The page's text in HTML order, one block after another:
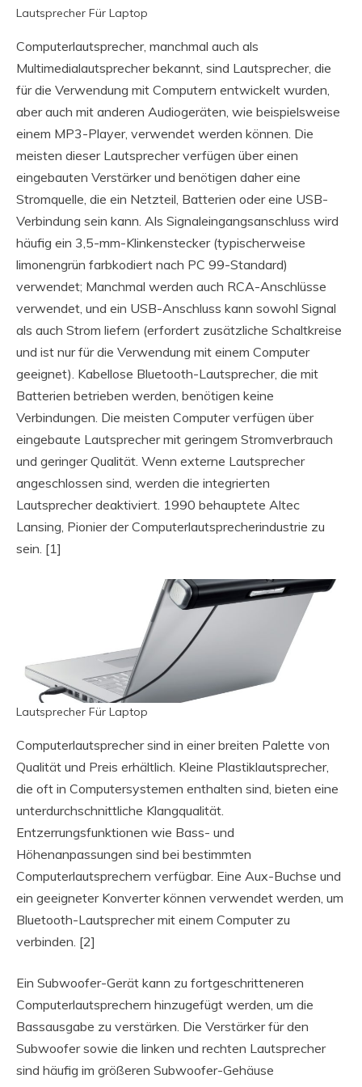
Lautsprecher Für Laptop
Computerlautsprecher, manchmal auch als
Multimedialautsprecher bekannt, sind Lautsprecher, die
für die Verwendung mit Computern entwickelt wurden,
aber auch mit anderen Audiogeräten, wie beispielsweise
einem MP3-Player, verwendet werden können. Die
meisten dieser Lautsprecher verfügen über einen
eingebauten Verstärker und benötigen daher eine
Stromquelle, die ein Netzteil, Batterien oder eine USB-
Verbindung sein kann. Als Signaleingangsanschluss wird
häufig ein 3,5-mm-Klinkenstecker (typischerweise
limonengrün farbkodiert nach PC 99-Standard)
verwendet; Manchmal werden auch RCA-Anschlüsse
verwendet, und ein USB-Anschluss kann sowohl Signal
als auch Strom liefern (erfordert zusätzliche Schaltkreise
und ist nur für die Verwendung mit einem Computer
geeignet). Kabellose Bluetooth-Lautsprecher, die mit
Batterien betrieben werden, benötigen keine
Verbindungen. Die meisten Computer verfügen über
eingebaute Lautsprecher mit geringem Stromverbrauch
und geringer Qualität. Wenn externe Lautsprecher
angeschlossen sind, werden die integrierten
Lautsprecher deaktiviert. 1990 behauptete Altec
Lansing, Pionier der Computerlautsprecherindustrie zu
sein. [1]
Lautsprecher Für Laptop
Computerlautsprecher sind in einer breiten Palette von
Qualität und Preis erhältlich. Kleine Plastiklautsprecher,
die oft in Computersystemen enthalten sind, bieten eine
unterdurchschnittliche Klangqualität.
Entzerrungsfunktionen wie Bass- und
Höhenanpassungen sind bei bestimmten
Computerlautsprechern verfügbar. Eine Aux-Buchse und
ein geeigneter Konverter können verwendet werden, um
Bluetooth-Lautsprecher mit einem Computer zu
verbinden. [2]
Ein Subwoofer-Gerät kann zu fortgeschritteneren
Computerlautsprechern hinzugefügt werden, um die
Bassausgabe zu verstärken. Die Verstärker für den
Subwoofer sowie die linken und rechten Lautsprecher
sind häufig im größeren Subwoofer-Gehäuse